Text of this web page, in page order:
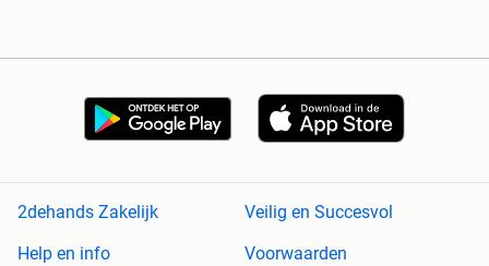
2dehands Zakelijk
Veilig en Succesvol
Help en info
Voorwaarden